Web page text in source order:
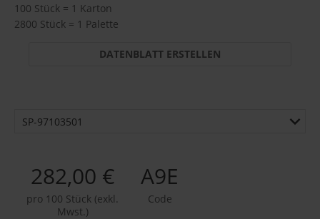
100 Stück = 1 Karton
2800 Stück = 1 Palette
DATENBLATT ERSTELLEN
SP-97103501
282,00 €
pro 100 Stück (exkl.
Mwst.)
A9E
Code